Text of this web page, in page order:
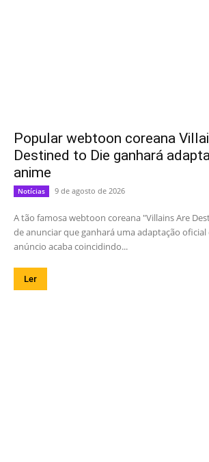
Popular webtoon coreana
Destined to Die ganhará
anime
Notícias 9 de agosto de 2026
A tão famosa webtoon coreana "Villains Are
de anunciar que ganhará uma adaptação oficial
anúncio acaba coincidindo...
Ler